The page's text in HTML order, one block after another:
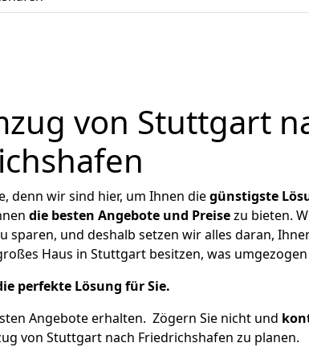
von Stuttgart
denn wir sind hier, um Ihnen diegünstigste
die besten Angebote und Preisezu bieten.
und deshalb setzen wir alles daran,
Haus in Stuttgart besitzen, was
perfekte Lösung für Sie.
Angebote erhalten. Zögern Sie nicht und
von Stuttgart nach Friedrichshafen zu planen.